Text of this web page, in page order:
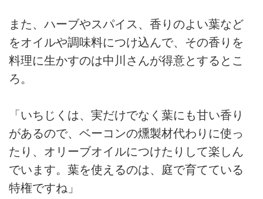
また、ハーブやスパイス、香りのよい葉など
をオイルや調味料につけ込んで、その香りを
料理に生かすのは中川さんが得意とするとこ
ろ。
「いちじくは、実だけでなく葉にも甘い香り
があるので、ベーコンの燻製材代わりに使っ
たり、オリーブオイルにつけたりして楽しん
でいます。葉を使えるのは、庭で育てている
特権ですね」